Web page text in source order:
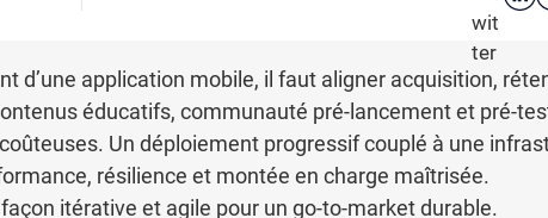
d’une application mobile, il faut aligner acquisition,
éducatifs, communauté pré-lancement et pré-
Un déploiement progressif couplé à une
résilience et montée en charge maîtrisée.
itérative et agile pour un go-to-market durable.